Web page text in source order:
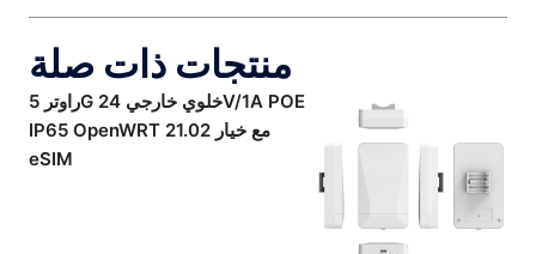
منتجات ذات صلة
راوتر 5G خلوي خارجي 24V/1A POE
IP65 OpenWRT 21.02 مع خيار
eSIM